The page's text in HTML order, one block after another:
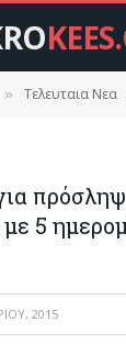
» Τελευταια Νεα
5
2015